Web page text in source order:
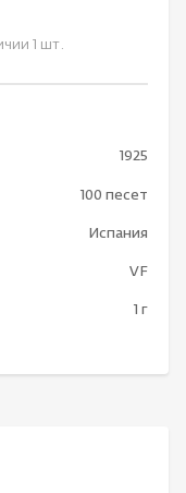
1 шт.
1925
100 песет
Испания
VF
1 г